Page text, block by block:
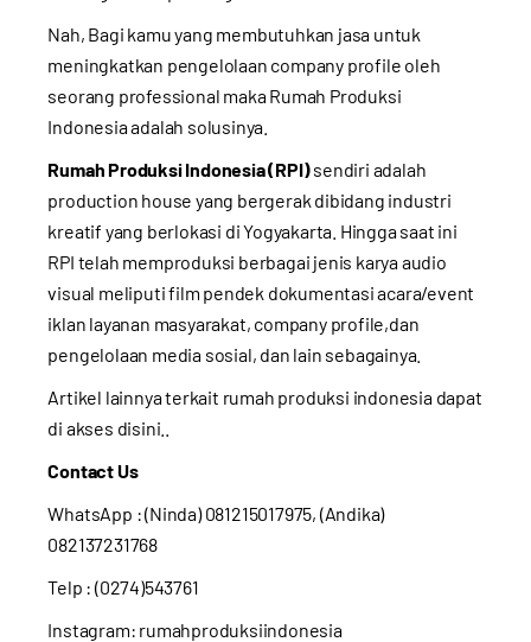
Nah, Bagi kamu yang membutuhkan jasa untuk
meningkatkan pengelolaan company profile oleh
seorang professional maka Rumah Produksi
Indonesia adalah solusinya.
Rumah Produksi Indonesia (RPI)sendiri adalah
production house yang bergerak dibidang industri
kreatif yang berlokasi di Yogyakarta. Hingga saat ini
RPI telah memproduksi berbagai jenis karya audio
visual meliputi film pendek dokumentasi acara/event
iklan layanan masyarakat, company profile,dan
pengelolaan media sosial, dan lain sebagainya.
Artikel lainnya terkait rumah produksi indonesia dapat
di akses disini..
Contact Us
WhatsApp : (Ninda) 081215017975, (Andika)
082137231768
Telp : (0274)543761
Instagram: rumahproduksiindonesia